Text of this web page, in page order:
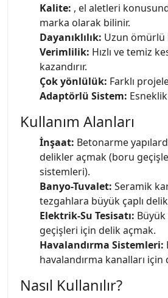
Kalite: , el aletleri
marka olarak bilinir.
Dayanıklılık: Uzun ömürlü
Verimlilik: Hızlı ve temiz
kazandırır.
Çok yönlülük: Farklı
Adaptörlü Sistem:
Kullanım Alanları
İnşaat: Betonarme
delikler açmak (boru
sistemleri).
Banyo-Tuvalet: Seramik
tezgahlara büyük çaplı
Elektrik-Su Tesisatı: Büyük
geçişleri için delik açmak.
Havalandırma Sistemleri:
havalandırma kanalları için
Nasıl Kullanılır?